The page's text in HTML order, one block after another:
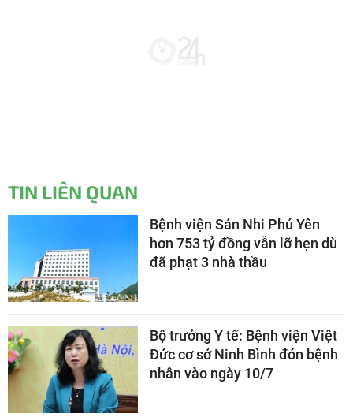
TIN LIÊN QUAN
Bệnh viện Sản Nhi Phú Yên
hơn 753 tỷ đồng vẫn lỡ hẹn dù
đã phạt 3 nhà thầu
Bộ trưởng Y tế: Bệnh viện Việt
Đức cơ sở Ninh Bình đón bệnh
nhân vào ngày 10/7